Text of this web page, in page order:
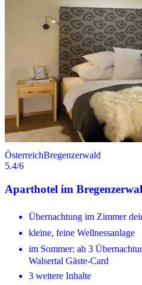
ÖsterreichBregenzerwald
5.4/6
Aparthotel im
Übernachtung im Zimmer
kleine, feine Wellnessanlage
im Sommer: ab 3
Walsertal Gäste-Card
3 weitere Inhalte